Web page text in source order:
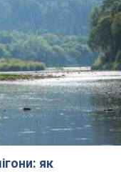
як